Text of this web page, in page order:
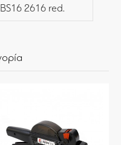
2616 red.